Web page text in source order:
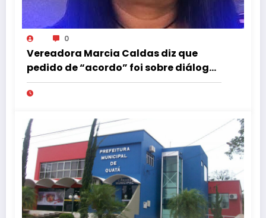
0
Vereadora Marcia Caldas diz que
pedido de “acordo” foi sobre diálogo
institucional